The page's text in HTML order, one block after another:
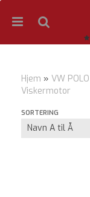
Hjem » VW POLO
Viskermotor
SORTERING